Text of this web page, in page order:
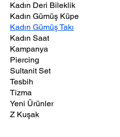
Kadın Deri Bileklik
Kadın Gümüş Küpe
Kadın Gümüş Takı
Kadın Saat
Kampanya
Piercing
Sultanit Set
Tesbih
Tizma
Yeni Ürünler
Z Kuşak